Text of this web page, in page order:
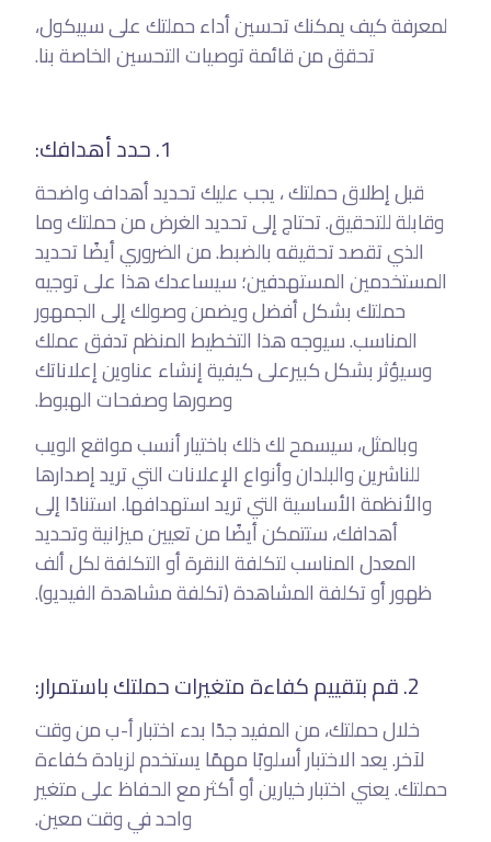
لمعرفة كيف يمكنك تحسين أداء حملتك على سبيكول،
تحقق من قائمة توصيات التحسين الخاصة بنا.
1. حدد أهدافك:
قبل إطلاق حملتك ، يجب عليك تحديد أهداف واضحة
وقابلة للتحقيق. تحتاج إلى تحديد الغرض من حملتك وما
الذي تقصد تحقيقه بالضبط. من الضروري أيضًا تحديد
المستخدمين المستهدفين؛ سيساعدك هذا على توجيه
حملتك بشكل أفضل ويضمن وصولك إلى الجمهور
المناسب. سيوجه هذا التخطيط المنظم تدفق عملك
وسيؤثر بشكل كبيرعلى كيفية إنشاء عناوين إعلاناتك
وصورها وصفحات الهبوط.
وبالمثل، سيسمح لك ذلك باختيار أنسب مواقع الويب
للناشرين والبلدان وأنواع الإعلانات التي تريد إصدارها
والأنظمة الأساسية التي تريد استهدافها. استنادًا إلى
أهدافك، ستتمكن أيضًا من تعيين ميزانية وتحديد
المعدل المناسب لتكلفة النقرة أو التكلفة لكل ألف
ظهور أو تكلفة المشاهدة (تكلفة مشاهدة الفيديو).
2. قم بتقييم كفاءة متغيرات حملتك باستمرار:
خلال حملتك، من المفيد جدًا بدء اختبار أ-ب من وقت
لآخر. يعد الاختبار أسلوبًا مهمًا يستخدم لزيادة كفاءة
حملتك. يعني اختبار خيارين أو أكثر مع الحفاظ على متغير
واحد في وقت معين.